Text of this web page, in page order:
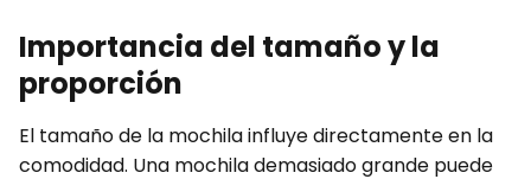
Importancia del tamaño y la
proporción
El tamaño de la mochila influye directamente en la
comodidad. Una mochila demasiado grande puede